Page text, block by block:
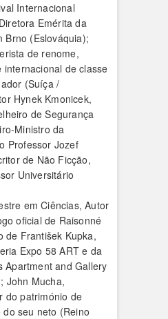
Internacional
Emérita da
Brno (Eslováquia);
de renome,
internacional de classe
(Suíça /
Hynek Kmonicek,
de Segurança
Ministro da
Professor Jozef
de Não Ficção,
Universitário
em Ciências, Autor
oficial de Raisonné
de František Kupka,
Expo 58 ART e da
Apartment and Gallery
John Mucha,
do património de
seu neto (Reino